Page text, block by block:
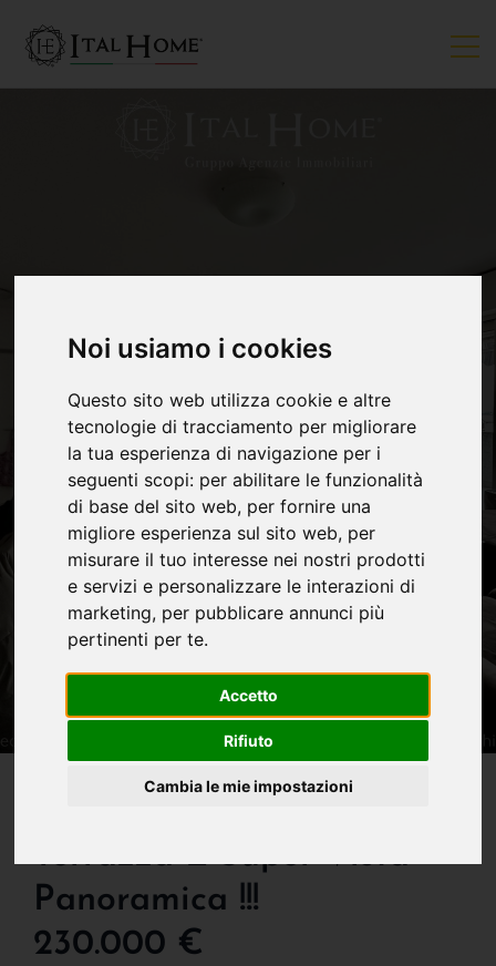
Noi usiamo i cookies
Questo sito web utilizza cookie e altre
tecnologie di tracciamento per migliorare
la tua esperienza di navigazione per i
seguenti scopi: per abilitare le funzionalità
di base del sito web, per fornire una
migliore esperienza sul sito web, per
misurare il tuo interesse nei nostri prodotti
e servizi e personalizzare le interazioni di
marketing, per pubblicare annunci più
pertinenti per te.
Accetto
Rifiuto
Cambia le mie impostazioni
VENDUTO
Terrazza E Super Vista
Panoramica !!!
230.000 €